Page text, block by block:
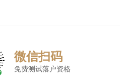
微信扫码
免费测试落户资格